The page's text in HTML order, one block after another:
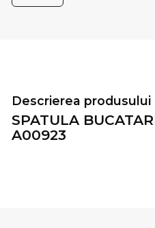
Descrierea produsului
SPATULA
A00923